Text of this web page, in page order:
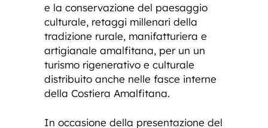
e la conservazione del paesaggio
culturale, retaggi millenari della
tradizione rurale, manifatturiera e
artigianale amalfitana, per un un
turismo rigenerativo e culturale
distribuito anche nelle fasce interne
della Costiera Amalfitana.
In occasione della presentazione del